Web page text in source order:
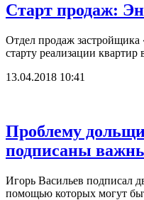
Старт продаж:
Отдел продаж
старту реализации
13.04.2018 10:41
Проблему
подписаны
Игорь Васильев подписал
помощью которых могут